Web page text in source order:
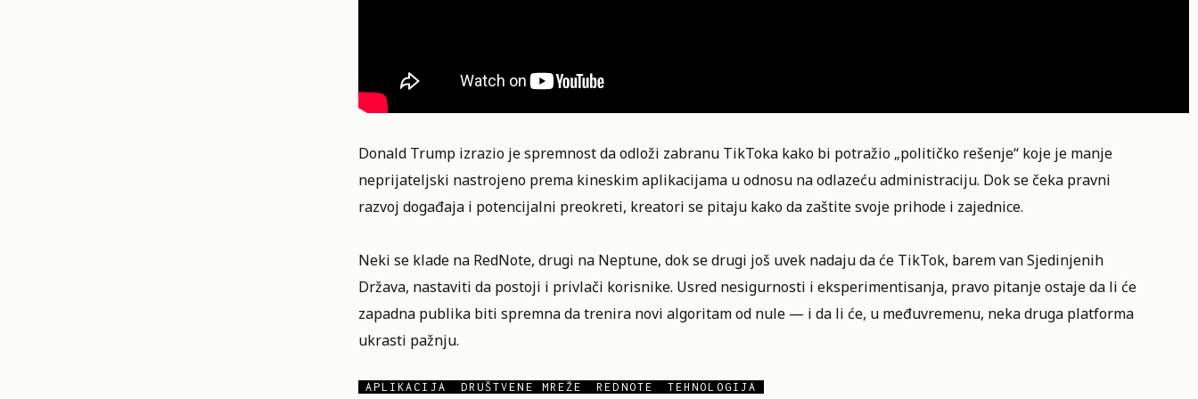
Donald Trump izrazio je spremnost da odloži zabranu TikToka kako bi potražio „političko rešenje“ koje je manje
neprijateljski nastrojeno prema kineskim aplikacijama u odnosu na odlazeću administraciju. Dok se čeka pravni
razvoj događaja i potencijalni preokreti, kreatori se pitaju kako da zaštite svoje prihode i zajednice.
Neki se klade na RedNote, drugi na Neptune, dok se drugi još uvek nadaju da će TikTok, barem van Sjedinjenih
Država, nastaviti da postoji i privlači korisnike. Usred nesigurnosti i eksperimentisanja, pravo pitanje ostaje da li će
zapadna publika biti spremna da trenira novi algoritam od nule — i da li će, u međuvremenu, neka druga platforma
ukrasti pažnju.
APLIKACIJA DRUŠTVENE MREŽE REDNOTE TEHNOLOGIJA